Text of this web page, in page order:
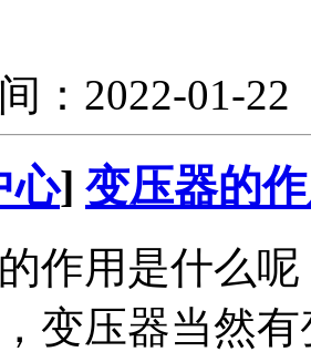
：2022-01-
心] 变压器的
作用是什么
变压器当然